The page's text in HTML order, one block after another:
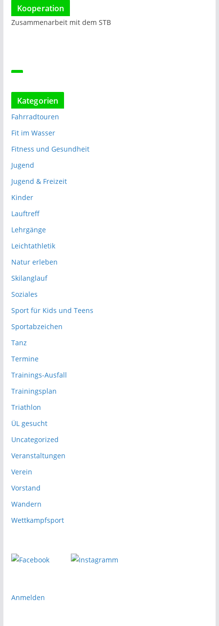
Kooperation
Zusammenarbeit mit dem STB
Kategorien
Fahrradtouren
Fit im Wasser
Fitness und Gesundheit
Jugend
Jugend & Freizeit
Kinder
Lauftreff
Lehrgänge
Leichtathletik
Natur erleben
Skilanglauf
Soziales
Sport für Kids und Teens
Sportabzeichen
Tanz
Termine
Trainings-Ausfall
Trainingsplan
Triathlon
ÜL gesucht
Uncategorized
Veranstaltungen
Verein
Vorstand
Wandern
Wettkampfsport
Anmelden